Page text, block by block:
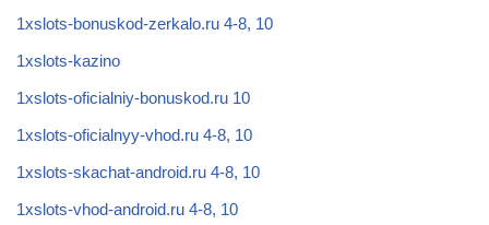
1xslots-bonuskod-zerkalo.ru 4-8, 10
1xslots-kazino
1xslots-oficialniy-bonuskod.ru 10
1xslots-oficialnyy-vhod.ru 4-8, 10
1xslots-skachat-android.ru 4-8, 10
1xslots-vhod-android.ru 4-8, 10